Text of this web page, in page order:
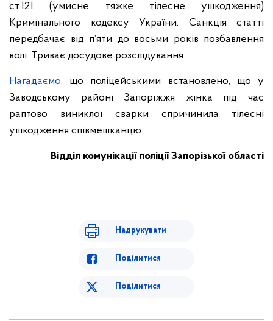
ст.121 (умисне тяжке тілесне ушкодження)
Кримінального кодексу України. Санкція статті
передбачає від п’яти до восьми років позбавлення
волі. Триває досудове розслідування.
Нагадаємо, що поліцейськими встановлено, що у
Заводському районі Запоріжжя жінка під час
раптово виниклої сварки спричинила тілесні
ушкодження співмешканцю.
Відділ комунікації поліції Запорізької області
Надрукувати
Поділитися
Поділитися